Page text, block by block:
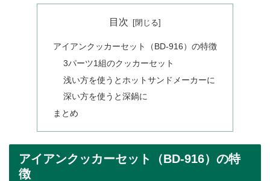
目次
アイアンクッカーセット（BD-916）の特徴
3パーツ1組のクッカーセット
浅い方を使うとホットサンドメーカーに
深い方を使うと深鍋に
まとめ
アイアンクッカーセット（BD-916）の特
徴